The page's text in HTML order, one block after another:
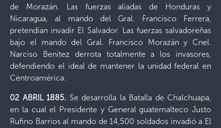
de Morazán. Las fuerzas aliadas de Honduras y
Nicaragua, al mando del Gral. Francisco Ferrera,
pretendían invadir El Salvador. Las fuerzas salvadoreñas
bajo el mando del Gral. Francisco Morazán y Cnel.
Narciso Benítez derrota totalmente a los invasores,
defendiendo el ideal de mantener la unidad federal en
Centroamérica.
02 ABRIL 1885. Se desarrolla la Batalla de Chalchuapa,
en la cual el Presidente y General guatemalteco Justo
Rufino Barrios al mando de 14,500 soldados invadió a El